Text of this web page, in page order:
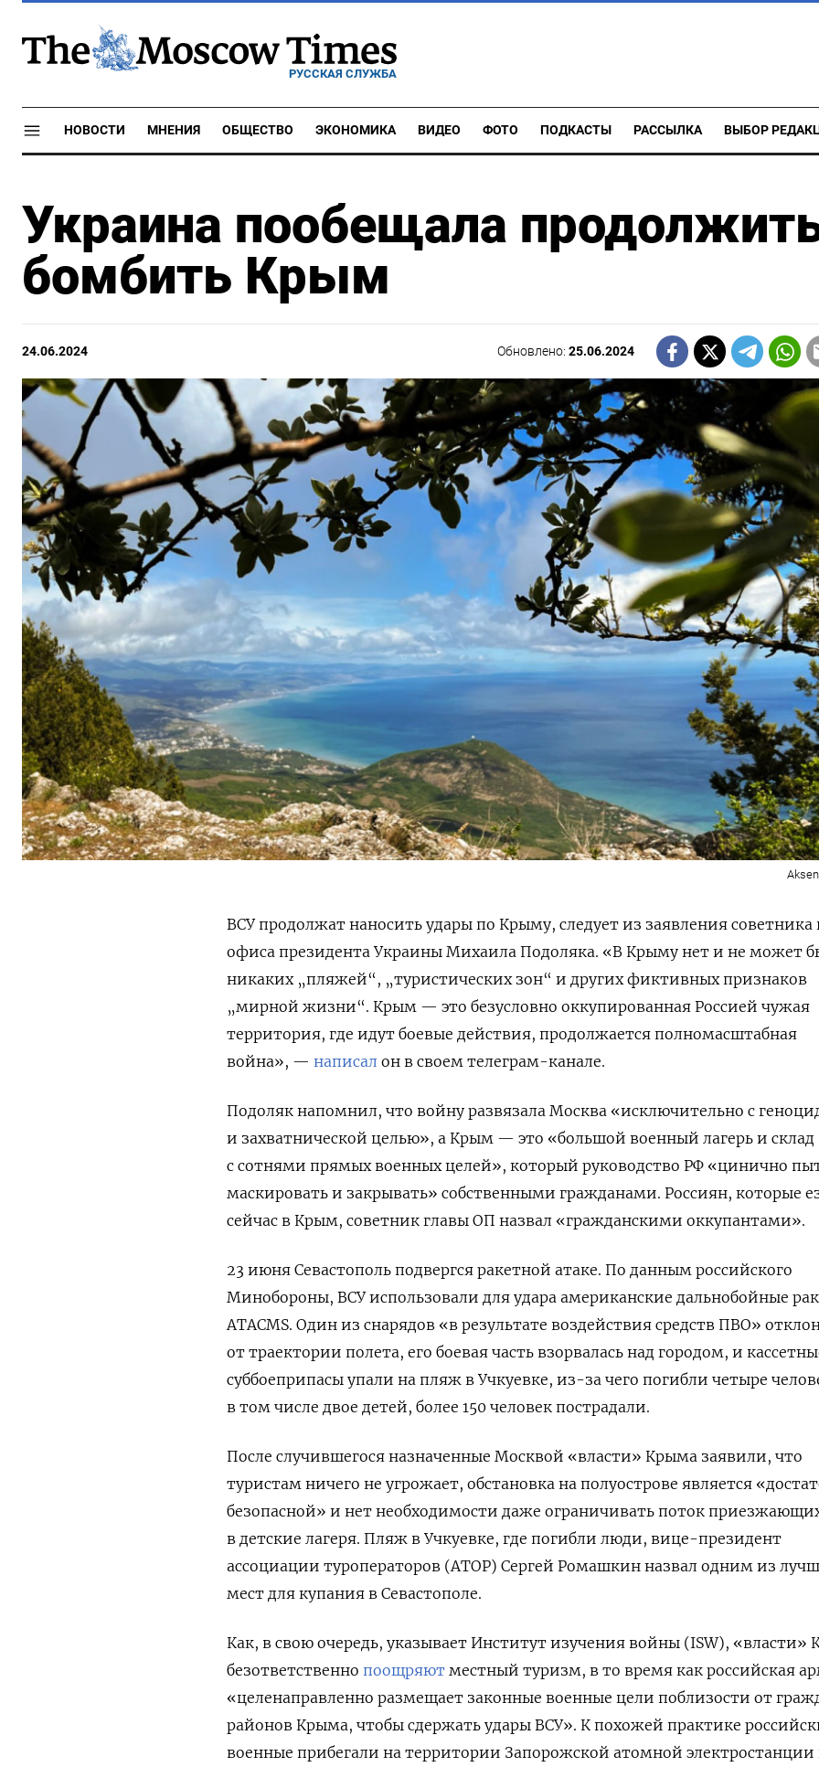
РУССКАЯ СЛУЖБА
НОВОСТИ МНЕНИЯ ОБЩЕСТВО ЭКОНОМИКА ВИДЕО ФОТО ПОДКАСТЫ РАССЫЛКА ВЫБОР
Украина пообещала
бомбить Крым
24.06.2024 Обновлено:25.06.2024
ВСУ продолжат наносить удары по Крыму, следует из заявления советника
офиса президента Украины Михаила Подоляка. «В Крыму нет и не может
никаких „пляжей“, „туристических зон“ и других фиктивных признаков
„мирной жизни“. Крым — это безусловно оккупированная Россией чужая
территория, где идут боевые действия, продолжается полномасштабная
война», — написал он в своем телеграм-канале.
Подоляк напомнил, что войну развязала Москва «исключительно с
и захватнической целью», а Крым — это «большой военный лагерь и склад
с сотнями прямых военных целей», который руководство РФ «цинично
маскировать и закрывать» собственными гражданами. Россиян, которые
сейчас в Крым, советник главы ОП назвал «гражданскими оккупантами».
23 июня Севастополь подвергся ракетной атаке. По данным российского
Минобороны, ВСУ использовали для удара американские дальнобойные
ATACMS. Один из снарядов «в результате воздействия средств ПВО»
от траектории полета, его боевая часть взорвалась над городом, и
суббоеприпасы упали на пляж в Учкуевке, из-за чего погибли четыре
в том числе двое детей, более 150 человек пострадали.
После случившегося назначенные Москвой «власти» Крыма заявили, что
туристам ничего не угрожает, обстановка на полуострове является
безопасной» и нет необходимости даже ограничивать поток
в детские лагеря. Пляж в Учкуевке, где погибли люди, вице-президент
ассоциации туроператоров (АТОР) Сергей Ромашкин назвал одним из
мест для купания в Севастополе.
Как, в свою очередь, указывает Институт изучения войны (ISW), «власти»
безответственно поощряют местный туризм, в то время как российская
«целенаправленно размещает законные военные цели поблизости от
районов Крыма, чтобы сдержать удары ВСУ». К похожей практике
военные прибегали на территории Запорожской атомной электростанции